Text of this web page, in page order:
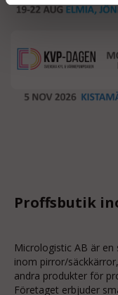
Proffsbutik
Micrologistic AB är en
inom pirror/säckkärror
andra produkter för
Företaget erbjuder